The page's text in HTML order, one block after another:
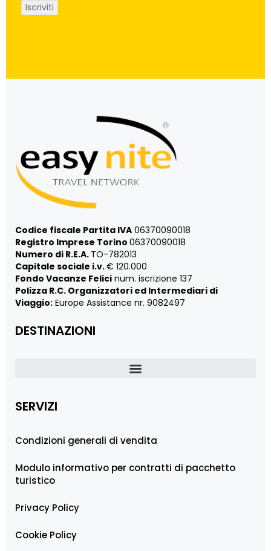
Codice fiscale Partita IVA 06370090018
Registro Imprese Torino 06370090018
Numero di R.E.A. TO-782013
Capitale sociale i.v.€ 120.000
Fondo Vacanze Felici num. iscrizione 137
Polizza R.C. Organizzatori ed Intermediari di
Viaggio: Europe Assistance nr. 9082497
DESTINAZIONI
SERVIZI
Condizioni generali di vendita
Modulo informativo per contratti di pacchetto
turistico
Privacy Policy
Cookie Policy